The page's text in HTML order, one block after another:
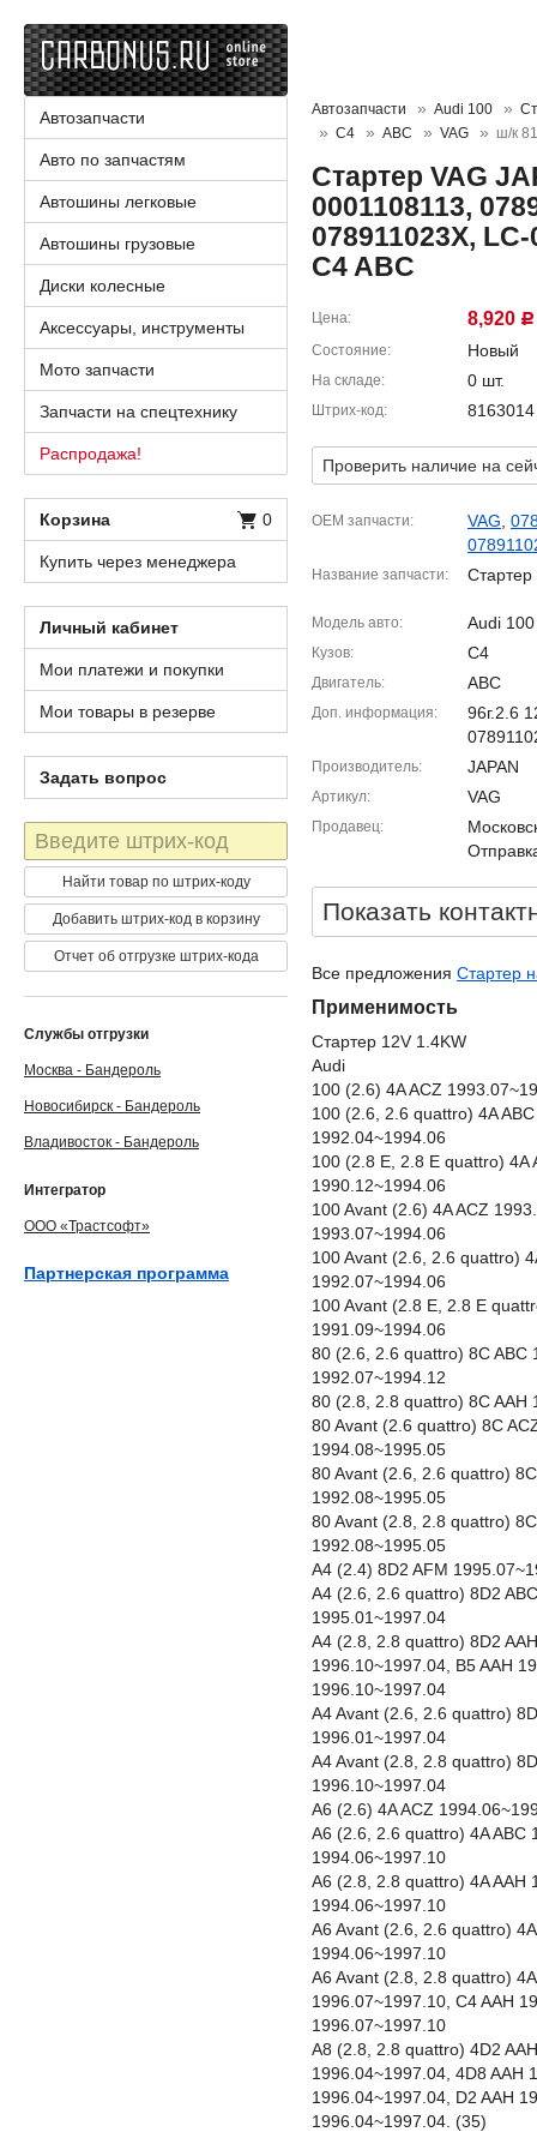
Автозапчасти Audi 100
C4
ABC VAG ш/к
Стартер VAG
0001108113,
078911023X,
C4 ABC
Цена 8,920 Р
Состояние Новый
На складе 0 шт.
Штрих-код 8163014
Проверить наличие на
OEM запчасти VAG
Название запчасти Стартер
Модель авто Audi 100
Кузов C4
Двигатель ABC
Доп. информация
96г.2.6
Производитель JAPAN
Артикул VAG
Продавец
Показать
Все предложения Стартер
Применимость
Стартер 12V 1.4KW
Audi
100 (2.6) 4A ACZ
100 (2.6, 2.6 quattro) 4A
1992.04~1994.06
100 (2.8 E, 2.8 E quattro) 4A
1990.12~1994.06
100 Avant (2.6) 4A ACZ
1993.07~1994.06
100 Avant (2.6, 2.6 quattro)
1992.07~1994.06
100 Avant (2.8 E, 2.8 E
1991.09~1994.06
80 (2.6, 2.6 quattro) 8C ABC
1992.07~1994.12
80 (2.8, 2.8 quattro) 8C AAH
80 Avant (2.6 quattro) 8C
1994.08~1995.05
80 Avant (2.6, 2.6 quattro)
1992.08~1995.05
80 Avant (2.8, 2.8 quattro)
1992.08~1995.05
A4 (2.4) 8D2 AFM
A4 (2.6, 2.6 quattro) 8D2
1995.01~1997.04
A4 (2.8, 2.8 quattro) 8D2
1996.10~1997.04, B5 AAH
1996.10~1997.04
A4 Avant (2.6, 2.6 quattro)
1996.01~1997.04
A4 Avant (2.8, 2.8 quattro)
1996.10~1997.04
A6 (2.6) 4A ACZ
A6 (2.6, 2.6 quattro) 4A ABC
1994.06~1997.10
A6 (2.8, 2.8 quattro) 4A AAH
1994.06~1997.10
A6 Avant (2.6, 2.6 quattro)
1994.06~1997.10
A6 Avant (2.8, 2.8 quattro)
1996.07~1997.10, C4 AAH
1996.07~1997.10
A8 (2.8, 2.8 quattro) 4D2
1996.04~1997.04, 4D8 AAH
1996.04~1997.04, D2 AAH
1996.04~1997.04. (35)
Автозапчасти
Авто по запчастям
Автошины легковые
Автошины грузовые
Диски колесные
Аксессуары, инструменты
Мото запчасти
Запчасти на спецтехнику
Распродажа!
Корзина 0
Купить через менеджера
Личный кабинет
Мои платежи и покупки
Мои товары в резерве
Задать вопрос
Штрих-
код
Найти товар по штрих-коду
Добавить штрих-код в корзину
Отчет об отгрузке штрих-кода
Службы отгрузки
Москва - Бандероль
Новосибирск - Бандероль
Владивосток - Бандероль
Интегратор
ООО «Трастсофт»
Партнерская программа